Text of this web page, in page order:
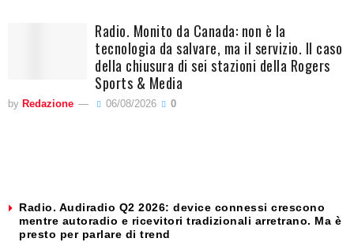
Radio. Monito da Canada: non è la
tecnologia da salvare, ma il servizio. Il caso
della chiusura di sei stazioni della Rogers
Sports & Media
by Redazione 06/08/2026 0
Radio. Audiradio Q2 2026: device connessi crescono
mentre autoradio e ricevitori tradizionali arretrano. Ma è
presto per parlare di trend